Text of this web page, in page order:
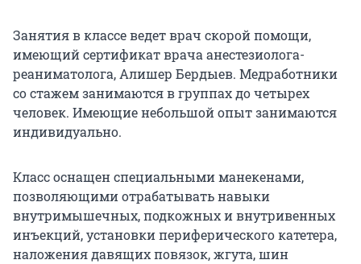
Занятия в классе ведет врач скорой помощи,
имеющий сертификат врача анестезиолога-
реаниматолога, Алишер Бердыев. Медработники
со стажем занимаются в группах до четырех
человек. Имеющие небольшой опыт занимаются
индивидуально.
Класс оснащен специальными манекенами,
позволяющими отрабатывать навыки
внутримышечных, подкожных и внутривенных
инъекций, установки периферического катетера,
наложения давящих повязок, жгута, шин